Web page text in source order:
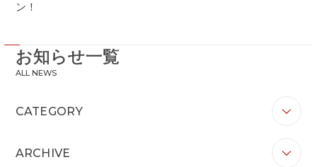
ン！
お知らせ一覧
ALL NEWS
CATEGORY
ブランド情報
ARCHIVE